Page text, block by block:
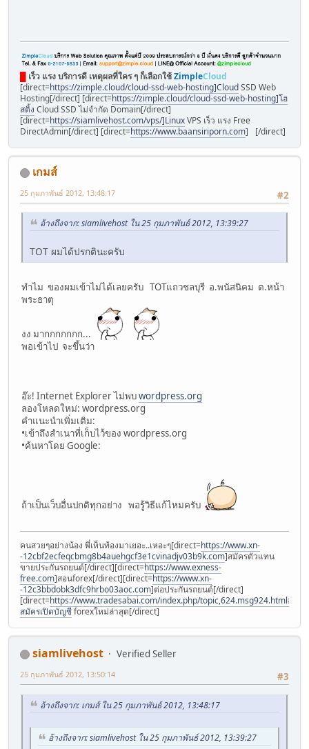
เร็ว แรง บริการดี เหตุผลที่ใคร ๆ ก็เลือกใช้ZimpleCloud
[direct=https://zimple.cloud/cloud-ssd-web-hosting]CloudSSD Web
Hosting[/direct] [direct=https://zimple.cloud/cloud-ssd-web-hosting]โฮ
สติ้ง Cloud SSD ไม่จำกัด Domain[/direct]
[direct=https://siamlivehost.com/vps/]LinuxVPS เร็ว แรง Free
DirectAdmin[/direct] [direct=https://www.baansiriporn.com] [/direct]
เกมส์
#2
25 กุมภาพันธ์ 2012, 13:48:17
อ้างถึงจาก: siamlivehost ใน 25 กุมภาพันธ์ 2012, 13:39:27
TOT ผมได้ปรกตินะครับ
ทำไม ของผมเข้าไม่ได้เลยครับ TOTแถวชลบุรี อ.พนัสนิคม ต.หน้า
พระธาตุ
งง มากกกกกกก...
พอเข้าไป จะขึ้นว่า
อ๊ะ! Internet Explorer ไม่พบwordpress.org
ลองโหลดใหม่: wordpress.­org
คำแนะนำเพิ่มเติม:
•เข้าถึงสำเนาที่เก็บไว้ของ wordpress.­org
•ค้นหาโดย Google:
ถ้าเป็นเว็บอื่นปกติทุกอย่าง พอรู้วิธีแก้ไหมครับ
คนสวยๆอย่างน้อง พี่เห็นท้องมาเยอะ..เหอะๆ[direct=https://www.xn-
-12cbf2ecfeqcbmg8b4auehgcf3e1cvinadjv03b9k.com]สมัครตัวแทน
ขายประกันรถยนต์[/direct][direct=https://www.exness-
free.com]สอนforex[/direct][direct=https://www.xn-
-12c3bbdobk3dfc9hrbo03aoc.com]ต่อประกันรถยนต์[/direct]
[direct=https://www.tradesabai.com/index.php/
สมัครเปิดบัญชีforexใหม่ล่าสุด[/direct]
siamlivehost
Verified Seller
#3
25 กุมภาพันธ์ 2012, 13:50:14
อ้างถึงจาก: เกมส์ ใน 25 กุมภาพันธ์ 2012, 13:48:17
อ้างถึงจาก: siamlivehost ใน 25 กุมภาพันธ์ 2012, 13:39:27